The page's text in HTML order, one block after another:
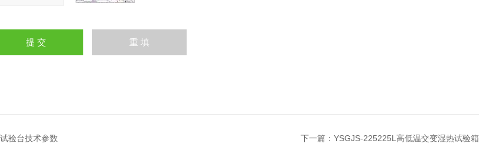
验台技术参数 下一篇： YSGJS-225225L高低温交变湿热试验箱